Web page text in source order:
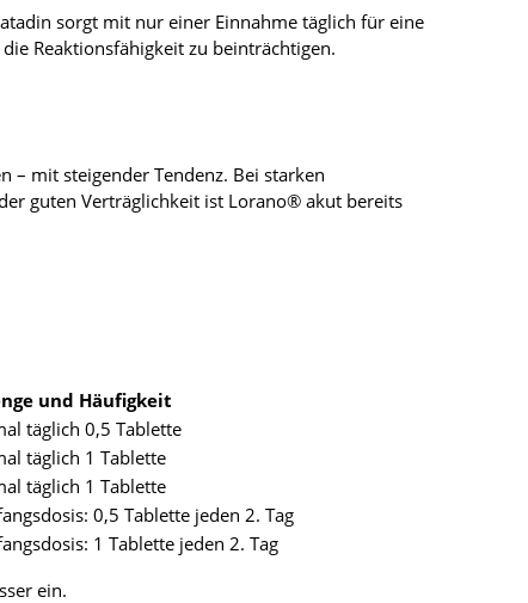
sorgt mit nur einer Einnahme täglich für eine
Reaktionsfähigkeit zu beinträchtigen.
– mit steigender Tendenz. Bei starken
guten Verträglichkeit ist Lorano® akut bereits
und Häufigkeit
täglich 0,5 Tablette
täglich 1 Tablette
täglich 1 Tablette
0,5 Tablette jeden 2. Tag
1 Tablette jeden 2. Tag
ein.